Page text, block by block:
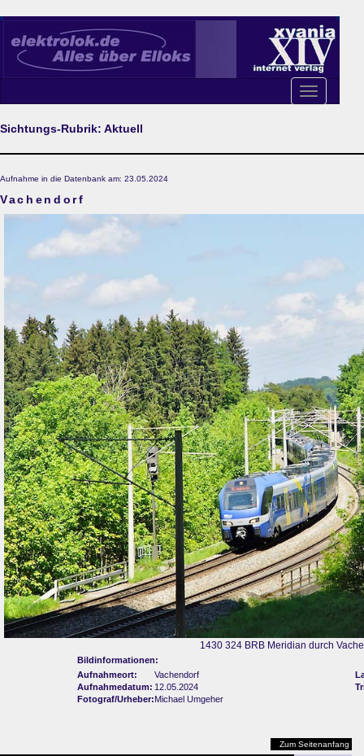
Toggle
navigation
Sichtungs-Rubrik: Aktuell
Aufnahme in die Datenbank am: 23.05.2024
Vachendorf
1430 324 BRB Meridian durch
Bildinformationen:
Aufnahmeort:
Vachendorf
Aufnahmedatum: 12.05.2024
Fotograf/Urheber:Michael Umgeher
Zum Seitenanfang